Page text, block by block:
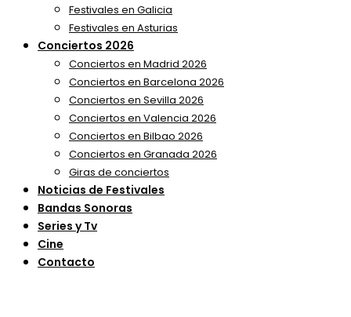
Festivales en Galicia
Festivales en Asturias
Conciertos 2026
Conciertos en Madrid 2026
Conciertos en Barcelona 2026
Conciertos en Sevilla 2026
Conciertos en Valencia 2026
Conciertos en Bilbao 2026
Conciertos en Granada 2026
Giras de conciertos
Noticias de Festivales
Bandas Sonoras
Series y Tv
Cine
Contacto